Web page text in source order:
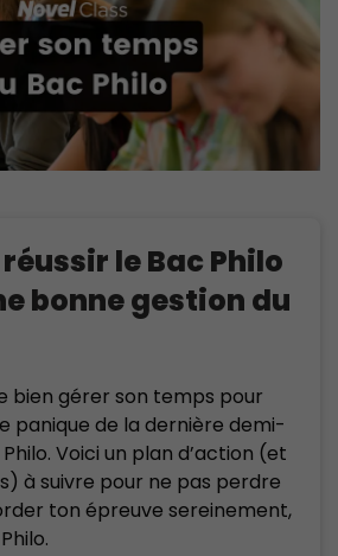
le Bac Philo
bonne gestion du
bien gérer son temps pour
panique de la dernière demi-
Voici un plan d’action (et
à suivre pour ne pas perdre
ton épreuve sereinement,